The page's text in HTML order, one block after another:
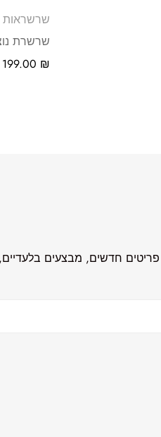
שרשראות
שרשרת
199.00 ₪
חדשים, מבצעים בלעדיים,